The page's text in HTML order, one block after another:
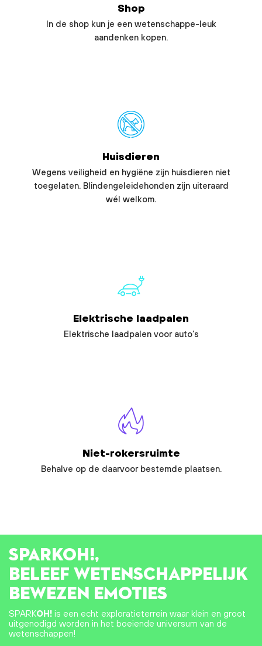
Shop
In de shop kun je een wetenschappe-leuk
aandenken kopen.
Huisdieren
Wegens veiligheid en hygiëne zijn huisdieren niet
toegelaten. Blindengeleidehonden zijn uiteraard
wél welkom.
Elektrische laadpalen
Elektrische laadpalen voor auto’s
Niet-rokersruimte
Behalve op de daarvoor bestemde plaatsen.
SPARKOH!,
BELEEF WETENSCHAPPELIJK
BEWEZEN EMOTIES
SPARKOH! is een echt exploratieterrein waar klein en groot
uitgenodigd worden in het boeiende universum van de
wetenschappen!